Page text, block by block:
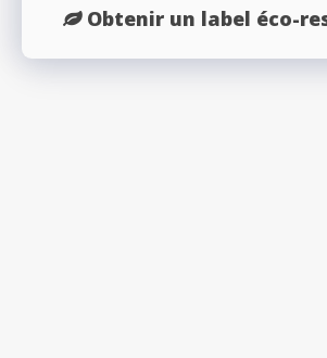
Obtenir un label éco-